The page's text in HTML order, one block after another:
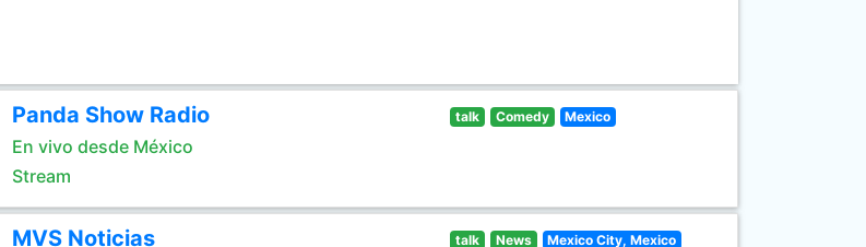
Panda Show Radio
En vivo desde México
Stream
talk Comedy Mexico
MVS Noticias talk News Mexico City, Mexico